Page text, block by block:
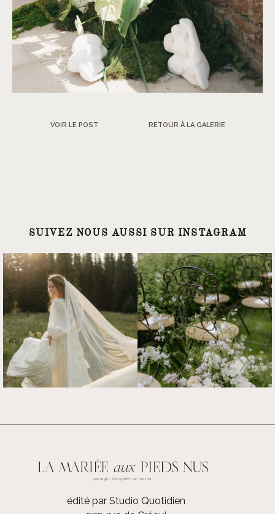
VOIR LE POST RETOUR À LA GALERIE
SUIVEZ NOUS AUSSI SUR INSTAGRAM
édité par Studio Quotidien